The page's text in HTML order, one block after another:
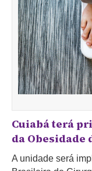
Cuiabá terá
da Obesidade
A unidade será